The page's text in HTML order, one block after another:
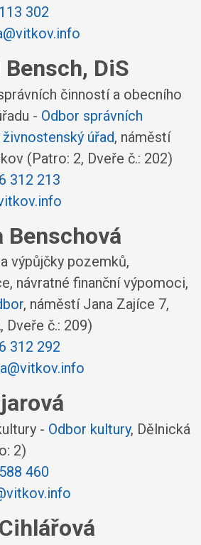
302
DiS
činností a obecního
- Odbor správních
úřad, náměstí
(Patro: 2, Dveře č.: 202)
312 213
Benschová
výpůjčky pozemků,
návratné finanční výpomoci,
, náměstí Jana Zajíce 7,
Dveře č.: 209)
312 292
- Odbor kultury, Dělnická
2)
460